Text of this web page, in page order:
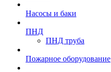
Насосы и баки
ПНД
ПНД труба
Пожарное оборудование